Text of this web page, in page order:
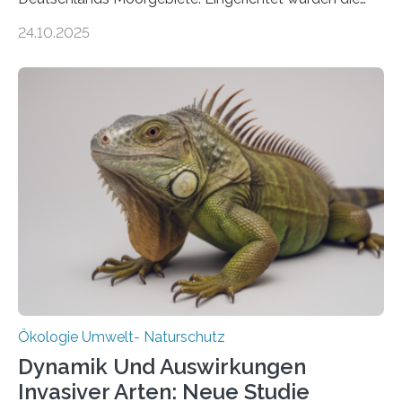
vergangenen fünf Jahren von Wissenschaftlerinnen
heutigen Donnerstag übergeben sie ihren Bericht zur
Aufbauphase an den Auftraggeber, das
Bundesministerium für Landwirtschaft, Ernährung und
Heimat. Braunschweig/Eberswalde (23. Oktober 2025).
Ein Netz aus 155 Messstationen spannt sich neuerdings
über Deutschlands Moorböden. Eingerichtet wurden sie
in den vergangenen fünf Jahren von
Wissenschaftlerinnen und Wissenschaftlern des
Thünen-Instituts für Agrarklimaschutz…
24.10.2025
Ökologie Umwelt- Naturschutz
Dynamik Und Auswirkungen
Invasiver Arten: Neue Studie